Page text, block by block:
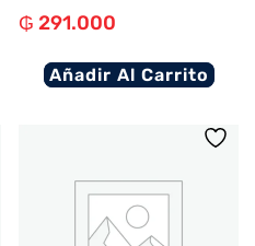
₲ 291.000
Añadir Al Carrito